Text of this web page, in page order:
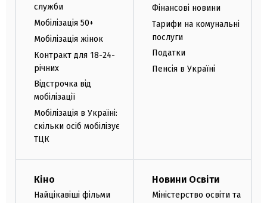
служби
Мобілізація 50+
Мобілізація жінок
Контракт для 18-24-
річних
Відстрочка від
мобілізації
Мобілізація в Україні:
скільки осіб мобілізує
ТЦК
Фінансові новини
Тарифи на комунальні
послуги
Податки
Пенсія в Україні
Кіно
Найцікавіші фільми
Новини Освіти
Міністерство освіти та